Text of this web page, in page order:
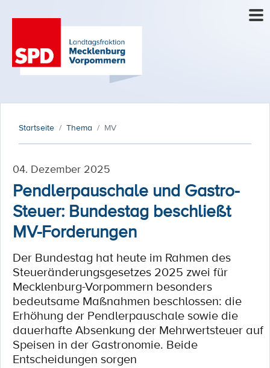
Startseite Thema MV
04. Dezember 2025
Pendlerpauschale und Gastro-
Steuer: Bundestag beschließt
MV-Forderungen
Der Bundestag hat heute im Rahmen des
Steueränderungsgesetzes 2025 zwei für
Mecklenburg-Vorpommern besonders
bedeutsame Maßnahmen beschlossen: die
Erhöhung der Pendlerpauschale sowie die
dauerhafte Absenkung der Mehrwertsteuer auf
Speisen in der Gastronomie. Beide
Entscheidungen sorgen